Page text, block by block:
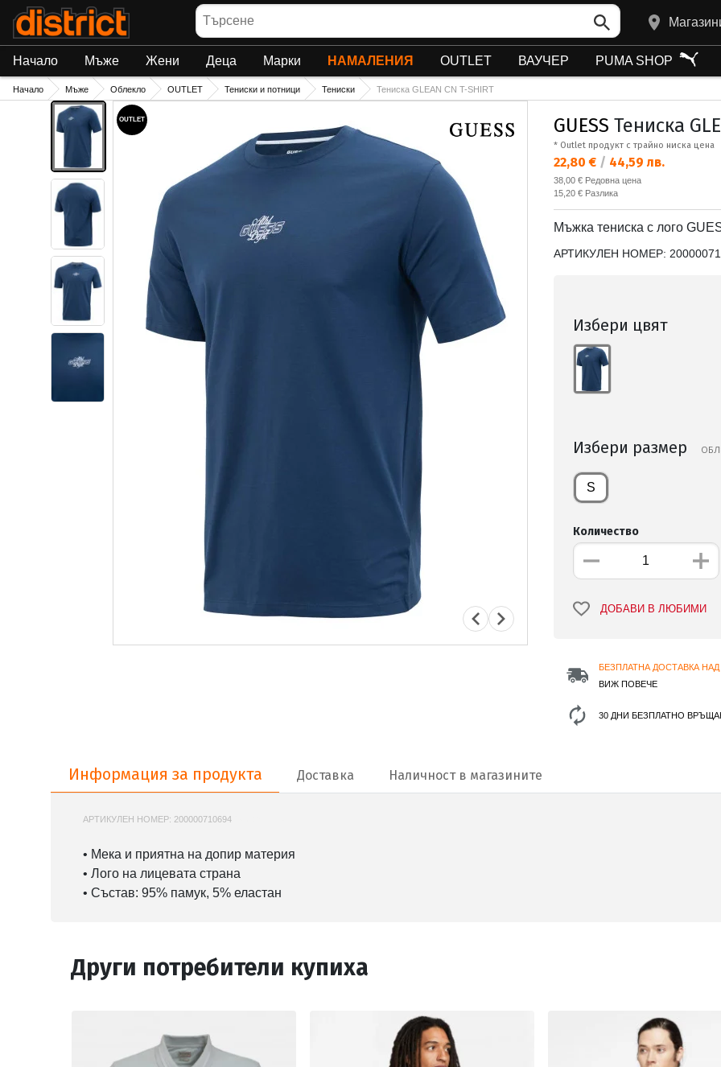
Търсене
Начало Мъже Жени Деца Марки НАМАЛЕНИЯ OUTLET ВАУЧЕР PUMA SHOP
Начало Мъже Облекло OUTLET Тениски и потници Тениски Тениска GLEAN CN T-SHIRT
OUTLET GUESS Тениска
* Outlet продукт с трайно ниска цена
Текуща цена:
22,80 € / 44,59 лв.
Редовна цена:
38,00 € Редовна цена
Спестявате:
15,20 € Разлика
Мъжка тениска с лого
АРТИКУЛЕН НОМЕР:
Избери цвят
Избери размер
S
Количество
ДОБАВИ В ЛЮБИМИ
БЕЗПЛАТНА ДОСТАВКА НАД
ВИЖ ПОВЕЧЕ
30 ДНИ БЕЗПЛАТНО
Информация за продукта
Доставка Наличност в магазините
АРТИКУЛЕН НОМЕР: 200000710694
• Мека и приятна на допир материя
• Лого на лицевата страна
• Състав: 95% памук, 5% еластан
Други потребители купиха